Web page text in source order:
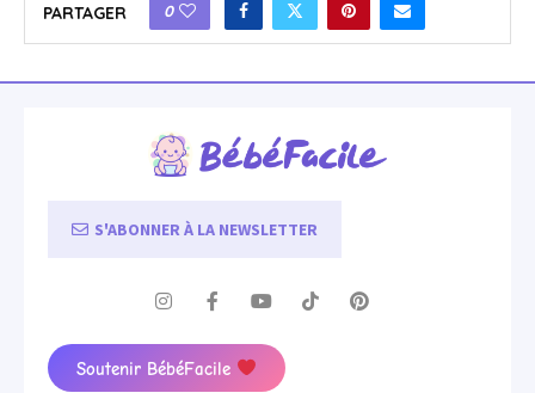
PARTAGER 0
S'ABONNER À LA NEWSLETTER
Soutenir BébéFacile